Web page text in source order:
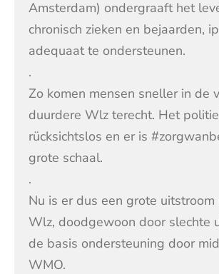
Amsterdam) ondergraaft het
chronisch zieken en bejaarden,
adequaat te ondersteunen.
.
Zo komen mensen sneller in de
duurdere Wlz terecht. Het
rücksichtslos en er is
grote schaal.
.
Nu is er dus een grote uitstroom
Wlz, doodgewoon door slechte
de basis ondersteuning door
WMO.